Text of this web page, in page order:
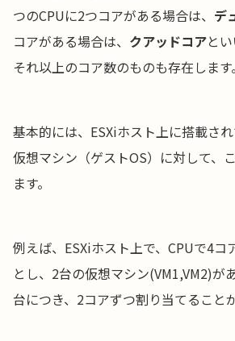
つのCPUに2つコアがある場合は、 デ
コアがある場合は、 クアッドコアと
それ以上のコア数のものも存在します。
基本的には、ESXiホスト上に搭載され
仮想マシン（ゲストOS）に対して、
ます。
例えば、ESXiホスト上で、CPUで4コ
とし、2台の仮想マシン(VM1,VM2)が
台につき、2コアずつ割り当てること